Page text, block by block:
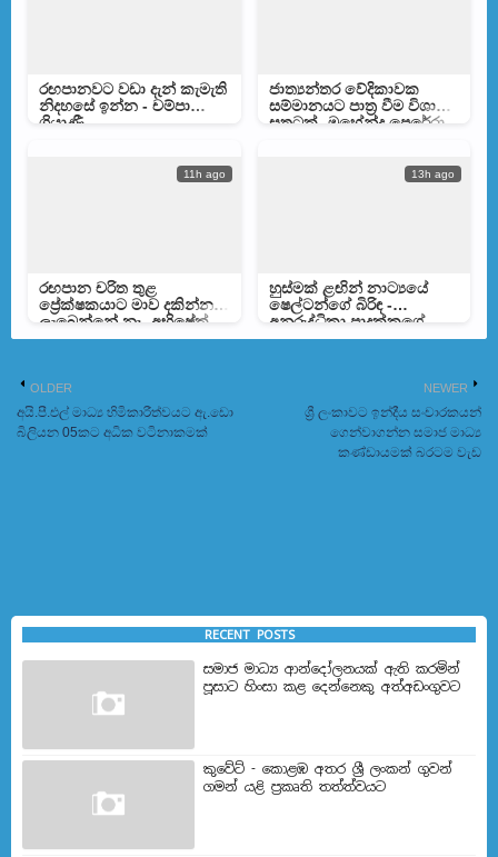
රඟපානවට වඩා දැන් කැමැති
නිදහසේ ඉන්න - චම්පා
ශ්‍රියාණී
ජාත්‍යන්තර වේදිකාවක
සම්මානයට පාත්‍ර වීම විශාල
සතුටක් -මහේන්ද්‍ර පෙරේරා
11h ago
රඟපාන චරිත තුළ
ප්‍රේක්ෂකයාට මාව දකින්න
ලැබෙන්නේ නෑ -අභිෂේක්
ප්‍රමුදිත
13h ago
හුස්මක් ළඟින් නාට්‍යයේ
ෂෙල්ටන්ගේ බිරිඳ -
අනුරුද්ධිකා පාදුක්කගේ
NEWER
ශ්‍රී ලංකාවට ඉන්දීය සංචාරකයන්
ගෙන්වාගන්න සමාජ මාධ්‍ය
කණ්ඩායමක් බරටම වැඩ
OLDER
අයි.පී.එල් මාධ්‍ය හිමිකාරීත්වයට ඇ.ඩො
බිලියන 05කට අධික වටිනාකමක්
RECENT POSTS
සමාජ මාධ්‍ය ආන්දෝලනයක් ඇති කරමින්
පූසාට හිංසා කළ දෙන්නෙකු අත්අඩංගුවට
කුවේට් - කොළඹ අතර ශ්‍රී ලංකන් ගුවන්
ගමන් යළි ප්‍රකෘති තත්ත්වයට